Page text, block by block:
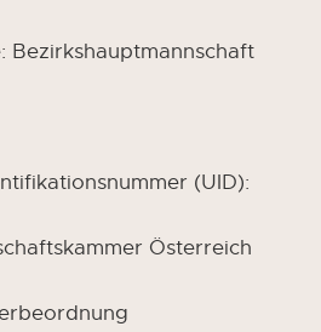
Bezirkshauptmannschaft
(UID):
Österreich